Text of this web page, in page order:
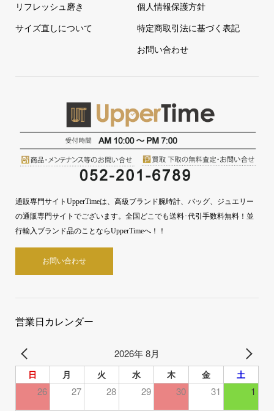
リフレッシュ磨き
サイズ直しについて
個人情報保護方針
特定商取引法に基づく表記
お問い合わせ
通販専門サイトUpperTimeは、高級ブランド腕時計、バッグ、ジュエリー
の通販専門サイトでございます。全国どこでも送料･代引手数料無料！並
行輸入ブランド品のことならUpperTimeへ！！
お問い合わせ
営業日カレンダー
2026年 8月
日 月 火 水 木 金 土
26 27 28 29 30 31 1